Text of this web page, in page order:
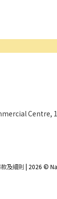
Centre,
及細則 | 2026 ©